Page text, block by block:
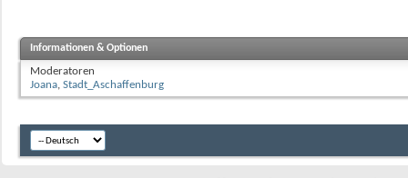
Informationen & Optionen
Moderatoren
Joana, Stadt_Aschaffenburg